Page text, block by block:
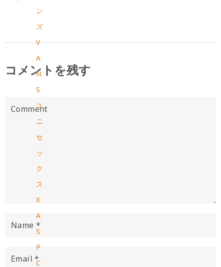
ン
ズ
V
A
N
S
ユ
ニ
セ
ッ
ク
ス
X
A
S
P
C
コメントを残す